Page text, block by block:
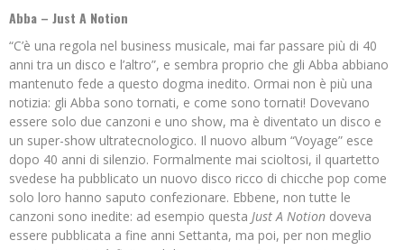
Abba – Just A Notion
“C’è una regola nel business musicale, mai far passare più di 40
anni tra un disco e l’altro”, e sembra proprio che gli Abba abbiano
mantenuto fede a questo dogma inedito. Ormai non è più una
notizia: gli Abba sono tornati, e come sono tornati! Dovevano
essere solo due canzoni e uno show, ma è diventato un disco e
un super-show ultratecnologico. Il nuovo album “Voyage” esce
dopo 40 anni di silenzio. Formalmente mai scioltosi, il quartetto
svedese ha pubblicato un nuovo disco ricco di chicche pop come
solo loro hanno saputo confezionare. Ebbene, non tutte le
canzoni sono inedite: ad esempio questa Just A Notion doveva
essere pubblicata a fine anni Settanta, ma poi, per non meglio